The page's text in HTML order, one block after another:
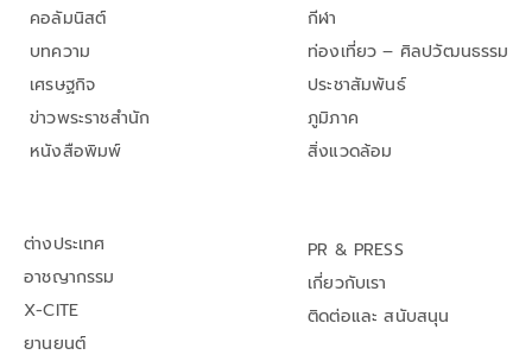
คอลัมนิสต์
บทความ
เศรษฐกิจ
ข่าวพระราชสำนัก
หนังสือพิมพ์
กีฬา
ท่องเที่ยว – ศิลปวัฒนธรรม
ประชาสัมพันธ์
ภูมิภาค
สิ่งแวดล้อม
ต่างประเทศ
อาชญากรรม
X-CITE
ยานยนต์
PR & PRESS
เกี่ยวกับเรา
ติดต่อและ สนับสนุน